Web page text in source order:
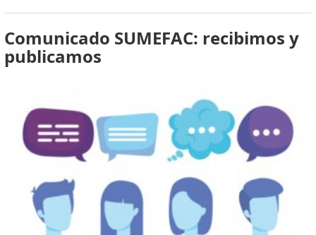
Comunicado SUMEFAC: recibimos y
publicamos